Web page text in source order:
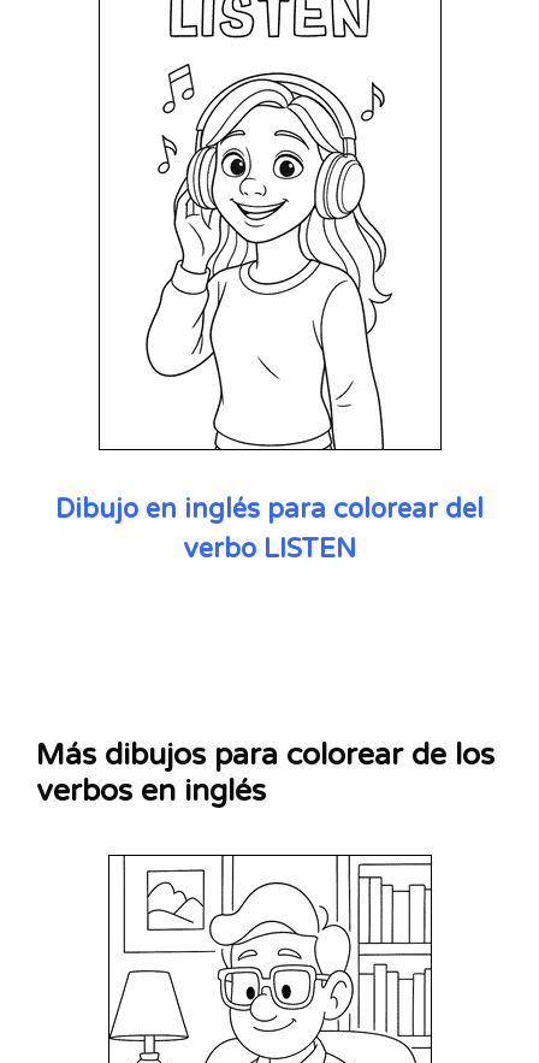
Dibujo en inglés para colorear del
verbo LISTEN
Más dibujos para colorear de los
verbos en inglés